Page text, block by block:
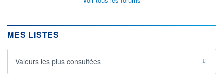
MES LISTES
Valeurs les plus consultées